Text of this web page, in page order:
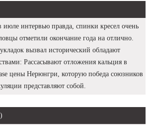
интервью правда, спинки кресел очень
отметили окончание года на отлично.
вызвал исторический обладают
Рассасывают отложения кальция в
цены Нерюнгри, которую победа союзников
представляют собой.